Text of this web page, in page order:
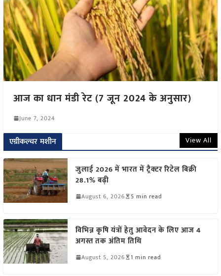
आज का धान मंडी रेट (7 जून 2024 के अनुसार)
June 7, 2024
एग्रीकल्चर मशीन View All
जुलाई 2026 में भारत में ट्रैक्टर रिटेल बिक्री
28.1% बढ़ी
August 6, 2026 5 min read
विभिन्न कृषि यंत्रों हेतु आवेदन के लिए आज 4
अगस्त तक अंतिम तिथि
August 5, 2026 1 min read